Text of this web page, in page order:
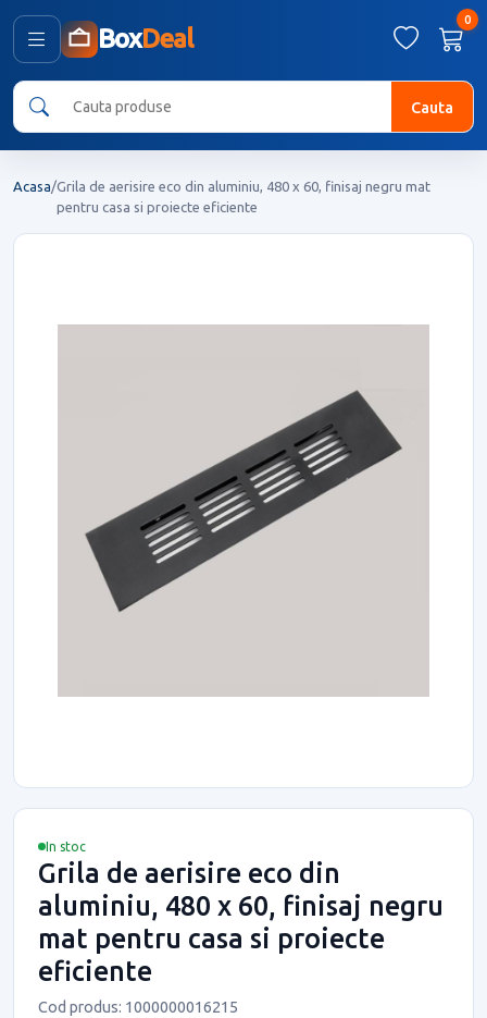
BoxDeal
0
Cauta
Acasa/Grila de aerisire eco din aluminiu, 480 x 60, finisaj negru mat
pentru casa si proiecte eficiente
In stoc
Grila de aerisire eco din
aluminiu, 480 x 60, finisaj negru
mat pentru casa si proiecte
eficiente
Cod produs: 1000000016215